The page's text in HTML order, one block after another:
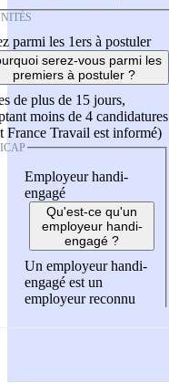
parmi les 1ers à postuler
serez-vous parmi les
premiers à postuler ?
de plus de 15 jours,
moins de 4 candidatures
France Travail est informé)
Employeur handi-
engagé
Qu'est-ce qu'un
employeur handi-
engagé ?
Un employeur handi-
engagé est un
employeur reconnu